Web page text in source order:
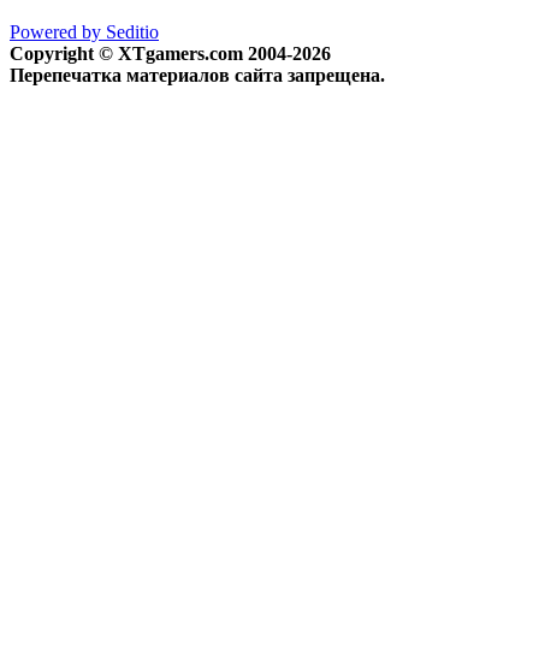
Powered by Seditio
Copyright © XTgamers.com 2004-2026
Перепечатка материалов сайта запрещена.